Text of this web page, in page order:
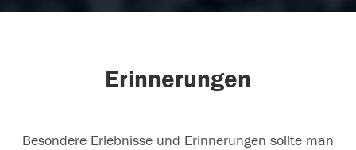
Erinnerungen
Besondere Erlebnisse und Erinnerungen sollte man